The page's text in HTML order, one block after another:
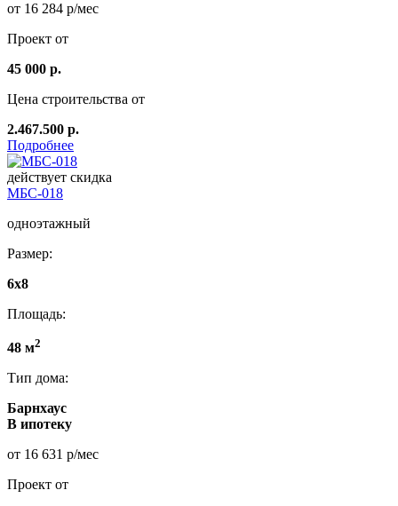
от 16 284 р/мес
Проект от
45 000 р.
Цена строительства от
2.467.500 р.
Подробнее
действует скидка
МБС-018
одноэтажный
Размер:
6х8
Площадь:
48 м2
Тип дома:
Барнхаус
В ипотеку
от 16 631 р/мес
Проект от